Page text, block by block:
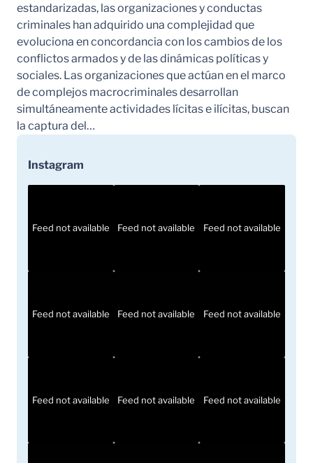
estandarizadas, las organizaciones y conductas
criminales han adquirido una complejidad que
evoluciona en concordancia con los cambios de los
conflictos armados y de las dinámicas políticas y
sociales. Las organizaciones que actúan en el marco
de complejos macrocriminales desarrollan
simultáneamente actividades lícitas e ilícitas, buscan
la captura del…
Instagram
Feed not available Feed not available Feed not available
Feed not available Feed not available Feed not available
Feed not available Feed not available Feed not available